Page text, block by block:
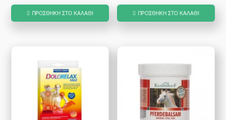
ΠΡΟΣΘΉΚΗ ΣΤΟ ΚΑΛΆΘΙ
€12.00.
είναι:
€10.00.
ΠΡΟΣΘΉΚΗ ΣΤΟ ΚΑΛΆΘΙ